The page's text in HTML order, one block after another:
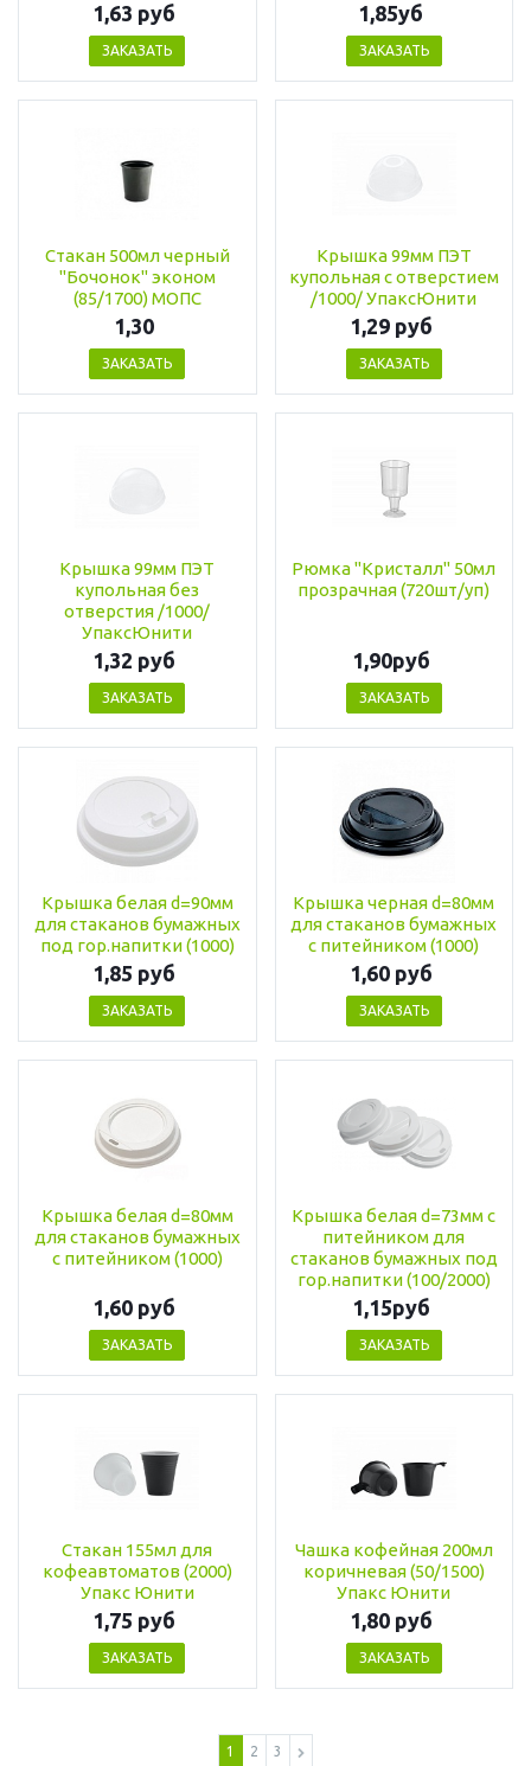
1,63 руб
ЗАКАЗАТЬ
1,85уб
ЗАКАЗАТЬ
Стакан 500мл черный
"Бочонок" эконом
(85/1700) МОПС
1,30
ЗАКАЗАТЬ
Крышка 99мм ПЭТ
купольная с отверстием
/1000/ УпаксЮнити
1,29 руб
ЗАКАЗАТЬ
Крышка 99мм ПЭТ
купольная без
отверстия /1000/
УпаксЮнити
1,32 руб
ЗАКАЗАТЬ
Рюмка "Кристалл" 50мл
прозрачная (720шт/уп)
1,90руб
ЗАКАЗАТЬ
Крышка белая d=90мм
для стаканов бумажных
под гор.напитки (1000)
1,85 руб
ЗАКАЗАТЬ
Крышка черная d=80мм
для стаканов бумажных
с питейником (1000)
1,60 руб
ЗАКАЗАТЬ
Крышка белая d=80мм
для стаканов бумажных
с питейником (1000)
1,60 руб
ЗАКАЗАТЬ
Крышка белая d=73мм с
питейником для
стаканов бумажных под
гор.напитки (100/2000)
1,15руб
ЗАКАЗАТЬ
Стакан 155мл для
кофеавтоматов (2000)
Упакс Юнити
1,75 руб
ЗАКАЗАТЬ
Чашка кофейная 200мл
коричневая (50/1500)
Упакс Юнити
1,80 руб
ЗАКАЗАТЬ
1 2 3